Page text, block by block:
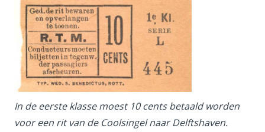
In de eerste klasse moest 10 cents betaald worden
voor een rit van de Coolsingel naar Delftshaven.